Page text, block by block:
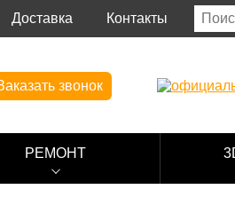
Доставка Контакты
звонок
РЕМОНТ